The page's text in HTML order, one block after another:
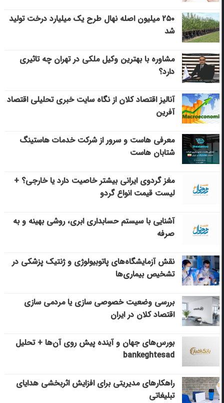
۲۵۰ میلیون اصله نهال طرح یک میلیارد درخت تولید
شد
مشاوره با بهترین وکیل ملکی در تهران چه تاثیری
دارد؟
آنالیز اقتصاد کلان از نگاه سایت خبری تحلیلی اقتصاد
آفرین
معرفی هاست و سرور از شرکت خدمات هاستینگ
شتابان هاست
مغز گردوی ایرانی بیشتر خاصیت دارد یا خارجی؟ +
لیست قیمت انواع گردو
آشنایی با سیستم حسابداری ابری، روشی بهینه و به
صرفه
نقش آزمایشگاه‌های پاتوبیولوژی و ژنتیک پزشکی در
تشخیص بیماری‌ها
بررسی وضعیت خصوصی سازی یا مردمی سازی
اقتصاد کلان در ایران
بورس‌های جهان و آینده پیش روی آن‌ها + تحلیل
bankeghtesad
راهکارهای مدیریتی برای افزایش اثربخشی هدایای
تبلیغاتی